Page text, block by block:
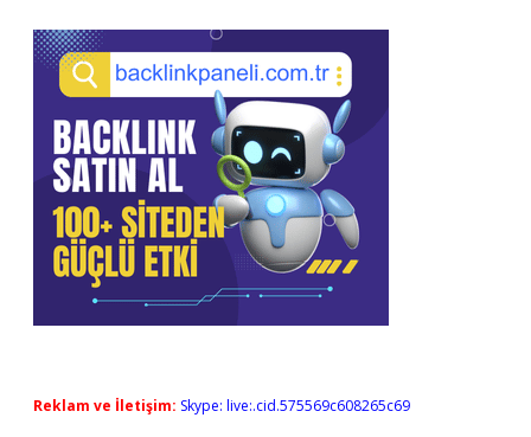
Reklam ve İletişim: Skype: live:.cid.575569c608265c69